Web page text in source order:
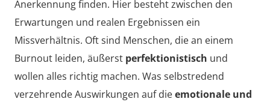
Anerkennung finden. Hier besteht zwischen den
Erwartungen und realen Ergebnissen ein
Missverhältnis. Oft sind Menschen, die an einem
Burnout leiden, äußerst perfektionistisch und
wollen alles richtig machen. Was selbstredend
verzehrende Auswirkungen auf dieemotionale und